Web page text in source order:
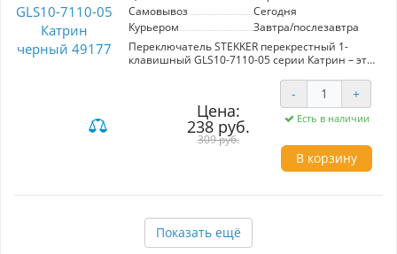
Самовывоз
Сегодня
Курьером
Завтра/послезавтра
Переключатель STEKKER перекрестный 1-
клавишный GLS10-7110-05 серии Катрин – это
интерьеров. Изготовленный из прочного
поликарбоната и латунных деталей, он
сочетает в себе стильный черный цвет с
практичным дизайном. Размеры устройства
55x55x35 мм позволяют ему удобно вписаться
в любую скрытую установку. Номинальное
напряжение в 250 В и номинальный ток 10 А
условиях. Уровень защиты IP20 делает его
помещениях. Перекрестный механизм
обеспечивает удобное управление от
нескольких точек, что увеличивает
Цена:
238 руб.
309 руб.
- +
Есть в наличии
В корзину
Показать ещё